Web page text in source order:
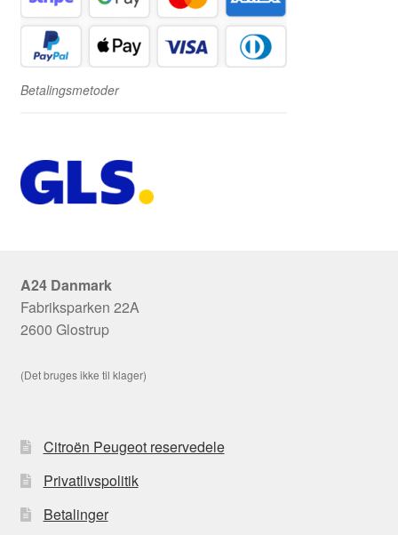
Betalingsmetoder
A24 Danmark
Fabriksparken 22A
2600 Glostrup
(Det bruges ikke til klager)
Citroën Peugeot reservedele
Privatlivspolitik
Betalinger